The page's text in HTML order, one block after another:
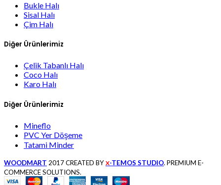
Bukle Halı
Sisal Halı
Çim Halı
Diğer Ürünlerimiz
Çelik Tabanlı Halı
Coco Halı
Karo Halı
Diğer Ürünlerimiz
Mineflo
PVC Yer Döşeme
Tatami Minder
WOODMART 2017 CREATED BY X-TEMOS STUDIO. PREMIUM E-
COMMERCE SOLUTIONS.